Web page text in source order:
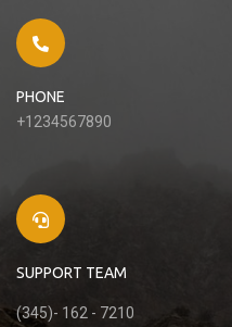
PHONE
+1234567890
SUPPORT TEAM
(345)- 162 - 7210